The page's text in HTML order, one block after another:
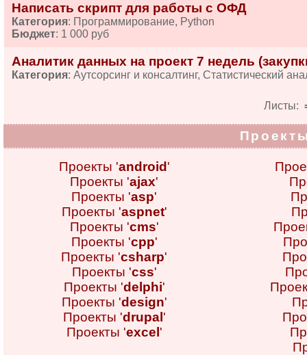
Написать скрипт для работы с ОФД
Категория: Программирование, Python
Бюджет: 1 000 руб
Аналитик данных на проект 7 недель
Категория: Аутсорсинг и консалтинг, Статистический
Листы:
Проекты 'android '
Проекты 'ajax'
Проекты 'asp'
Проекты 'aspnet'
Проекты 'cms'
Проекты 'cpp'
Проекты 'csharp'
Проекты 'css'
Проекты 'delphi'
Проекты 'design'
Проекты 'drupal '
Проекты 'excel '